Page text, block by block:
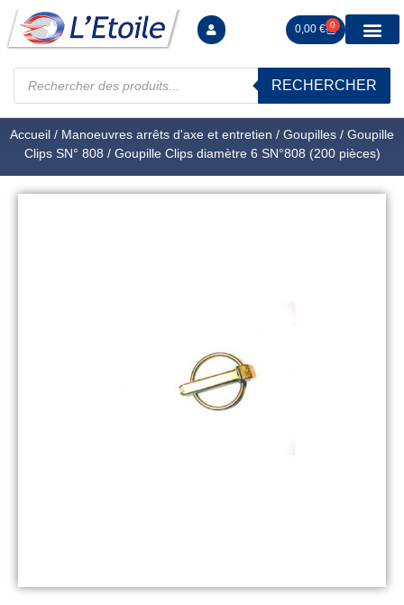
0,00 € 0
RECHERCHER
Accueil / Manoeuvres arrêts d'axe et entretien / Goupilles / Goupille
Clips SN° 808 / Goupille Clips diamètre 6 SN°808 (200 pièces)